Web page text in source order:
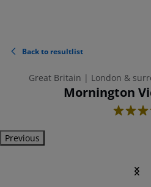
Back to resultlist
Great Britain | London &
Mornington
4
Previous